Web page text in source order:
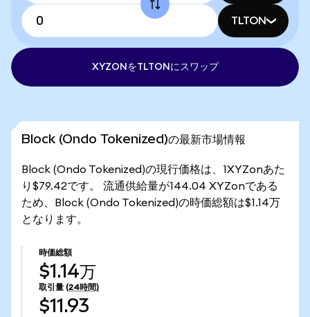
TLTON
XYZONをTLTONにスワップ
Block (Ondo Tokenized)の最新市場情報
Block (Ondo Tokenized)の現行価格は、1XYZonあた
り$79.42です。 流通供給量が144.04 XYZonである
ため、Block (Ondo Tokenized)の時価総額は$1.14万
となります。
時価総額
$1.14万
取引量 (24時間)
$11.93